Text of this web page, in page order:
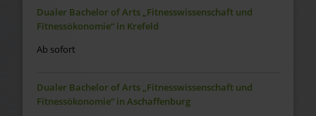
Dualer Bachelor of Arts „Fitnesswissenschaft und
Fitnessökonomie“ in Krefeld
Ab sofort
Dualer Bachelor of Arts „Fitnesswissenschaft und
Fitnessökonomie“ in Aschaffenburg